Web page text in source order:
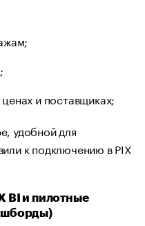
и поставщиках;
удобной для
к подключению в PIX
BI и пилотные